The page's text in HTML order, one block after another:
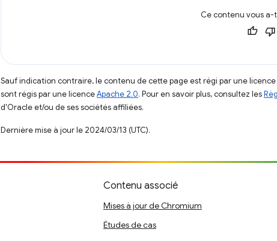
Ce contenu vous a-
Sauf indication contraire, le contenu de cette page est régi par une licence
sont régis par une licenceApache 2.0. Pour en savoir plus, consultez les
d'Oracle et/ou de ses sociétés affiliées.
Dernière mise à jour le 2024/03/13 (UTC).
Contenu associé
Mises à jour de Chromium
Études de cas